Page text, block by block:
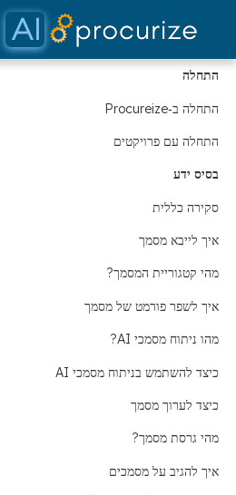
התחלה
התחלה ב‑Procureize
התחלה עם פרויקטים
בסיס ידע
סקירה כללית
איך לייבא מסמך
מהי קטגוריית המסמך?
איך לשפר פורמט של מסמך
מהו ניתוח מסמכי AI?
כיצד להשתמש בניתוח מסמכי AI
כיצד לערוך מסמך
מהי גרסת מסמך?
איך להגיב על מסמכים